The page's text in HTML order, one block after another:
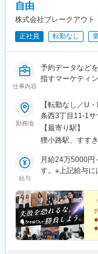
自由
株式会社ブレークアウト
正社員 転勤なし
仕事内容
予約データなど
指すマーケティ
勤務地
【転勤なし／U
条西3丁目11-1
南北線「すすき
駅」から徒歩5分
【最寄り駅】
狸小路駅、すす
給与
月給24万5000円
す。※上記給与
★